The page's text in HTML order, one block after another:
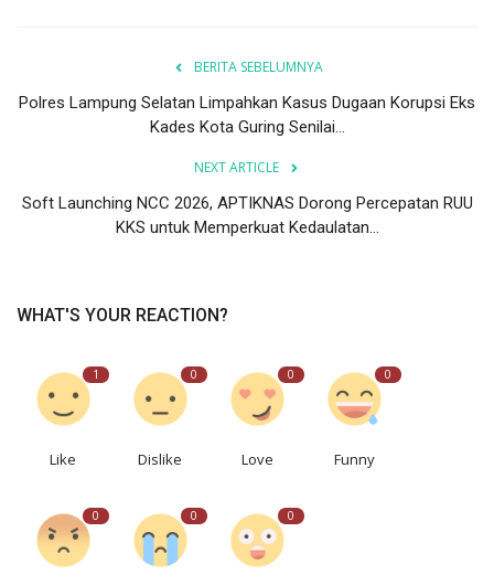
BERITA SEBELUMNYA
Polres Lampung Selatan Limpahkan Kasus Dugaan Korupsi Eks
Kades Kota Guring Senilai...
NEXT ARTICLE
Soft Launching NCC 2026, APTIKNAS Dorong Percepatan RUU
KKS untuk Memperkuat Kedaulatan...
WHAT'S YOUR REACTION?
1
Like
0
Dislike
0
Love
0
Funny
0 0 0